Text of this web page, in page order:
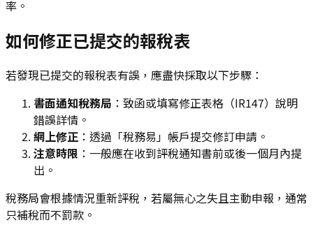
率。
如何修正已提交的報稅表
若發現已提交的報稅表有誤，應盡快採取以下步驟：
書面通知稅務局 ：致函或填寫修正表格（IR147）說明
錯誤詳情。
網上修正 ：透過「稅務易」帳戶提交修訂申請。
注意時限 ：一般應在收到評稅通知書前或後一個月內提
出。
稅務局會根據情況重新評稅，若屬無心之失且主動申報，通常
只補稅而不罰款。